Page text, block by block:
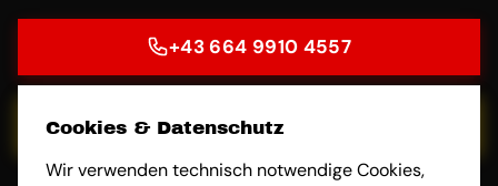
+43 664 9910 4557
E-MAIL
Cookies & Datenschutz
Wir verwenden technisch notwendige Cookies,